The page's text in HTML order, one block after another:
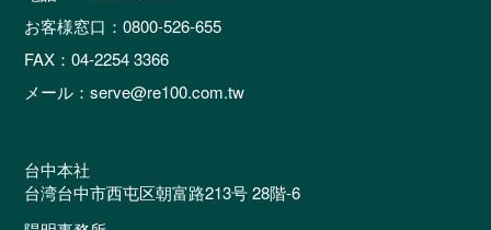
お客様窓口：0800-526-655
FAX：04-2254 3366
メール：serve@re100.com.tw
台中本社
台湾台中市西屯区朝富路213号 28階-6